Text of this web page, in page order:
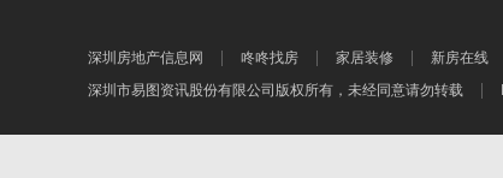
深圳房地产信息网 咚咚找房 家居装修 新房在线
深圳市易图资讯股份有限公司 版权所有，未经同意请勿转载